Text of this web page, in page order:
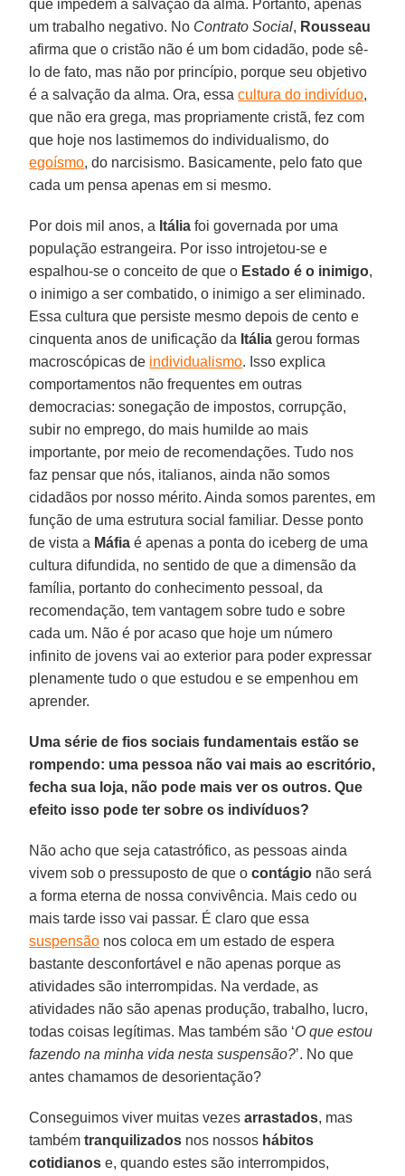
que impedem a salvação da alma. Portanto, apenas
um trabalho negativo. No Contrato Social, Rousseau
afirma que o cristão não é um bom cidadão, pode sê-
lo de fato, mas não por princípio, porque seu objetivo
é a salvação da alma. Ora, essacultura do indivíduo,
que não era grega, mas propriamente cristã, fez com
que hoje nos lastimemos do individualismo, do
egoísmo, do narcisismo. Basicamente, pelo fato que
cada um pensa apenas em si mesmo.
Por dois mil anos, a Itália foi governada por uma
população estrangeira. Por isso introjetou-se e
espalhou-se o conceito de que o Estado é o inimigo,
o inimigo a ser combatido, o inimigo a ser eliminado.
Essa cultura que persiste mesmo depois de cento e
cinquenta anos de unificação da Itália gerou formas
macroscópicas de individualismo. Isso explica
comportamentos não frequentes em outras
democracias: sonegação de impostos, corrupção,
subir no emprego, do mais humilde ao mais
importante, por meio de recomendações. Tudo nos
faz pensar que nós, italianos, ainda não somos
cidadãos por nosso mérito. Ainda somos parentes, em
função de uma estrutura social familiar. Desse ponto
de vista a Máfia é apenas a ponta do iceberg de uma
cultura difundida, no sentido de que a dimensão da
família, portanto do conhecimento pessoal, da
recomendação, tem vantagem sobre tudo e sobre
cada um. Não é por acaso que hoje um número
infinito de jovens vai ao exterior para poder expressar
plenamente tudo o que estudou e se empenhou em
aprender.
Uma série de fios sociais fundamentais estão se
rompendo: uma pessoa não vai mais ao escritório,
fecha sua loja, não pode mais ver os outros. Que
efeito isso pode ter sobre os indivíduos?
Não acho que seja catastrófico, as pessoas ainda
vivem sob o pressuposto de que ocontágio não será
a forma eterna de nossa convivência. Mais cedo ou
mais tarde isso vai passar. É claro que essa
suspensão nos coloca em um estado de espera
bastante desconfortável e não apenas porque as
atividades são interrompidas. Na verdade, as
atividades não são apenas produção, trabalho, lucro,
todas coisas legítimas. Mas também são ‘O que estou
fazendo na minha vida nesta suspensão?’. No que
antes chamamos de desorientação?
Conseguimos viver muitas vezesarrastados, mas
tambémtranquilizados nos nossos hábitos
cotidianos e, quando estes são interrompidos,